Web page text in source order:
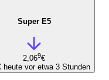
Super E5
2,069€
heute vor etwa 3 Stunden